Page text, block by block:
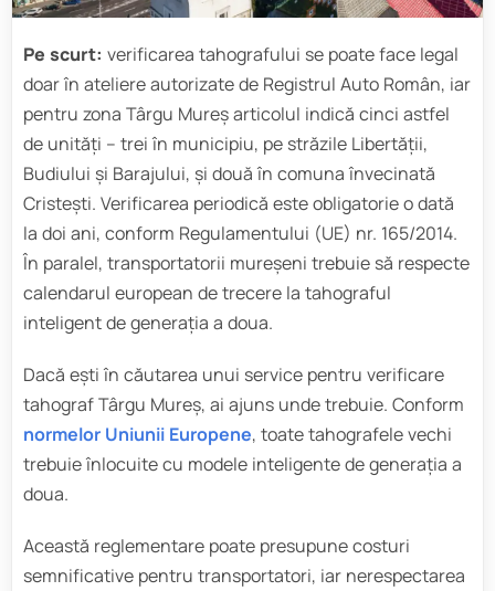
Pe scurt: verificarea tahografului se poate face legal
doar în ateliere autorizate de Registrul Auto Român, iar
pentru zona Târgu Mureș articolul indică cinci astfel
de unități – trei în municipiu, pe străzile Libertății,
Budiului și Barajului, și două în comuna învecinată
Cristești. Verificarea periodică este obligatorie o dată
la doi ani, conform Regulamentului (UE) nr. 165/2014.
În paralel, transportatorii mureșeni trebuie să respecte
calendarul european de trecere la tahograful
inteligent de generația a doua.
Dacă ești în căutarea unui service pentru verificare
tahograf Târgu Mureș, ai ajuns unde trebuie. Conform
normelor Uniunii Europene, toate tahografele vechi
trebuie înlocuite cu modele inteligente de generația a
doua.
Această reglementare poate presupune costuri
semnificative pentru transportatori, iar nerespectarea